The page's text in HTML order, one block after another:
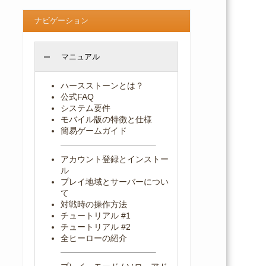
ナビゲーション
マニュアル
ハースストーンとは？
公式FAQ
システム要件
モバイル版の特徴と仕様
簡易ゲームガイド
アカウント登録とインストー
ル
プレイ地域とサーバーについ
て
対戦時の操作方法
チュートリアル #1
チュートリアル #2
全ヒーローの紹介